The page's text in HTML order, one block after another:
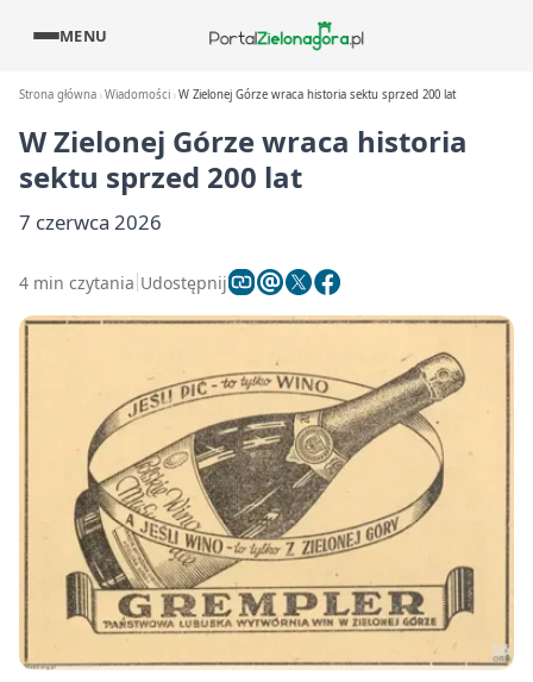
MENU
Strona główna Wiadomości W Zielonej Górze wraca historia sektu sprzed 200 lat
W Zielonej Górze wraca historia
sektu sprzed 200 lat
7 czerwca 2026
4 min czytania Udostępnij